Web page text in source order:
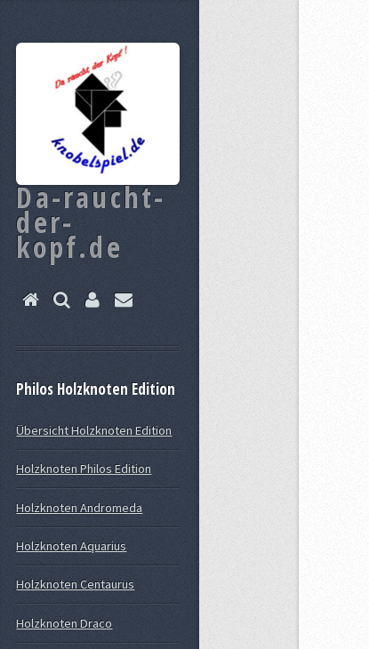
Da-raucht-
der-
kopf.de
Philos Holzknoten Edition
Übersicht Holzknoten Edition
Holzknoten Philos Edition
Holzknoten Andromeda
Holzknoten Aquarius
Holzknoten Centaurus
Holzknoten Draco